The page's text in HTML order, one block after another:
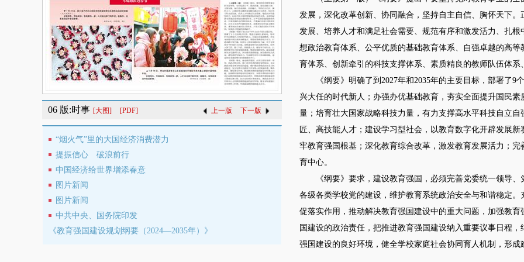
06 版:时事 [大图] [PDF] 上一版 下一版
“烟火气”里的大国经济消费潜力
提振信心 破浪前行
中国经济给世界增添春意
图片新闻
图片新闻
中共中央、国务院印发
《教育强国建设规划纲要（2024—2035年）》
发展，深化改革创新、协同融合，坚持自主自信、胸怀天下
发展、培养人才和满足社会需要、规范有序和激发活力、扎
想政治教育体系、公平优质的基础教育体系、自强卓越的高
育体系、创新牵引的科技支撑体系、素质精良的教师队伍体
《纲要》明确了到2027年和2035年的主要目标，部署了9
兴大任的时代新人；办强办优基础教育，夯实全面提升国民
量；培育壮大国家战略科技力量，有力支撑高水平科技自立
匠、高技能人才；建设学习型社会，以教育数字化开辟发展
牢教育强国根基；深化教育综合改革，激发教育发展活力；
育中心。
《纲要》要求，建设教育强国，必须完善党委统一领导、
各级各类学校党的建设，维护教育系统政治安全与和谐稳定
促落实作用，推动解决教育强国建设中的重大问题，加强教
国建设的政治责任，把推进教育强国建设纳入重要议事日程
强国建设的良好环境，健全学校家庭社会协同育人机制，形成